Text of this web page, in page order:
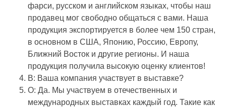
фарси, русском и английском языках, чтобы наш
продавец мог свободно общаться с вами. Наша
продукция экспортируется в более чем 150 стран,
в основном в США, Японию, Россию, Европу,
Ближний Восток и другие регионы. И наша
продукция получила высокую оценку клиентов!
В: Ваша компания участвует в выставке?
О: Да. Мы участвуем в отечественных и
международных выставках каждый год. Такие как